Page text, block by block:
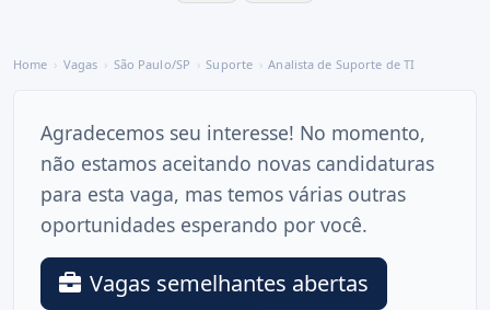
Home Vagas São Paulo/SP Suporte Analista de Suporte de TI
Agradecemos seu interesse! No momento,
não estamos aceitando novas candidaturas
para esta vaga, mas temos várias outras
oportunidades esperando por você.
Vagas semelhantes abertas